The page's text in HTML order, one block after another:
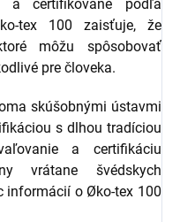
a certifikované podľa
tex 100 zaisťuje, že
môžu spôsobovať
pre človeka.
skúšobnými ústavmi
s dlhou tradíciou
a certifikáciu
vrátane švédskych
informácií o Øko-tex 100